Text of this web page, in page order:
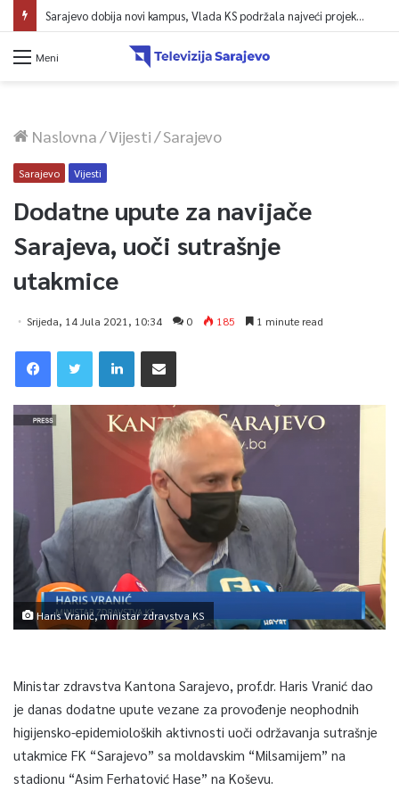
Sarajevo dobija novi kampus, Vlada KS podržala najveći projekt u historiji UNSA
Meni
Naslovna/Vijesti/Sarajevo
Sarajevo Vijesti
Dodatne upute za navijače
Sarajeva, uoči sutrašnje
utakmice
Srijeda, 14 Jula 2021, 10:34 0 185 1 minute read
Haris Vranić, ministar zdravstva KS
Ministar zdravstva Kantona Sarajevo, prof.dr. Haris Vranić dao
je danas dodatne upute vezane za provođenje neophodnih
higijensko-epidemioloških aktivnosti uoči održavanja sutrašnje
utakmice FK “Sarajevo” sa moldavskim “Milsamijem” na
stadionu “Asim Ferhatović Hase” na Koševu.